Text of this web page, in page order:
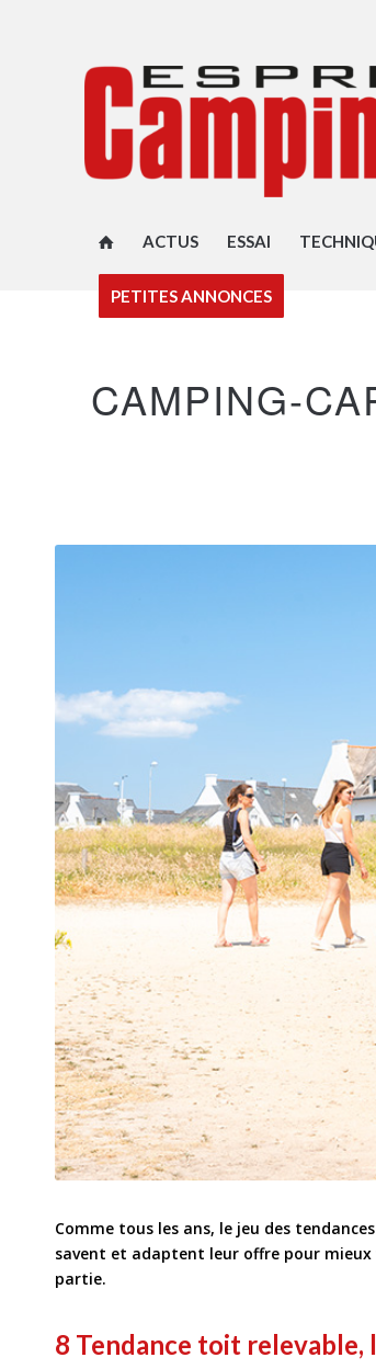
ACTUS ESSAI
PETITES ANNONCES
CAMPING-
Comme tous les ans, le jeu des
savent et adaptent leur offre pour
partie.
8 Tendance toit relevable,